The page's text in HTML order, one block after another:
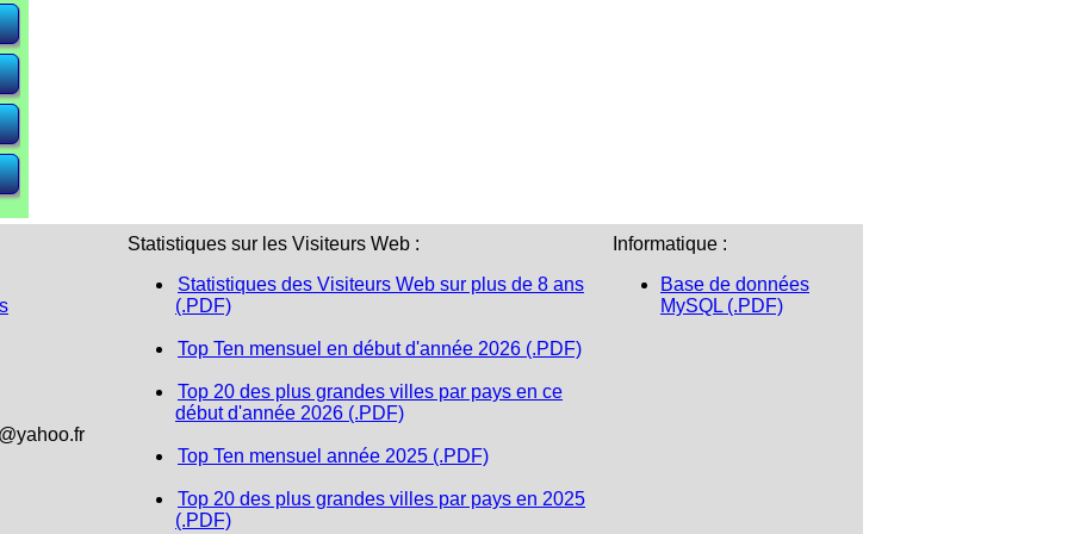
Statistiques sur les Visiteurs Web :
Statistiques des Visiteurs Web sur plus de 8 ans
(.PDF)
Top Ten mensuel en début d'année 2026 (.PDF)
Top 20 des plus grandes villes par pays en ce
début d'année 2026 (.PDF)
Top Ten mensuel année 2025 (.PDF)
Top 20 des plus grandes villes par pays en 2025
(.PDF)
Informatique :
Base de données
MySQL (.PDF)